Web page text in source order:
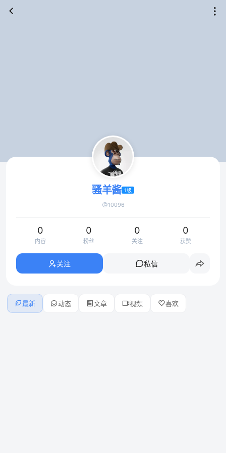
骚羊酱 1级
10096
0
内容
0
粉丝
0
关注
0
获赞
关注 私信
最新 动态 文章 视频 喜欢